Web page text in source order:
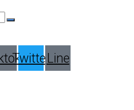
TwitterLine